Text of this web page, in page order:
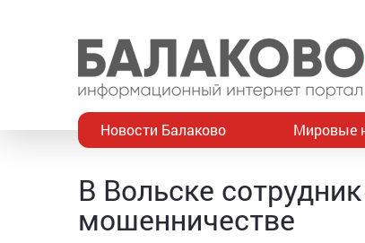
Новости Балаково Мировые
В Вольске
мошенничестве